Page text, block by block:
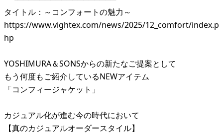
タイトル：～コンフォートの魅力～
https://www.vightex.com/news/2025/12_comfort/index.p
hp
YOSHIMURA＆SONSからの新たなご提案として
もう何度もご紹介しているNEWアイテム
「コンフィージャケット」
カジュアル化が進む今の時代において
【真のカジュアルオーダースタイル】